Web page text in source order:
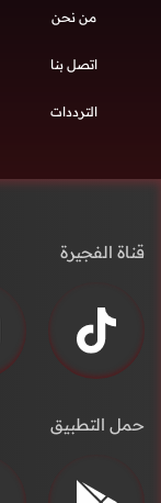
من نحن
اتصل بنا
الترددات
قناة الفجيرة
حمل التطبيق